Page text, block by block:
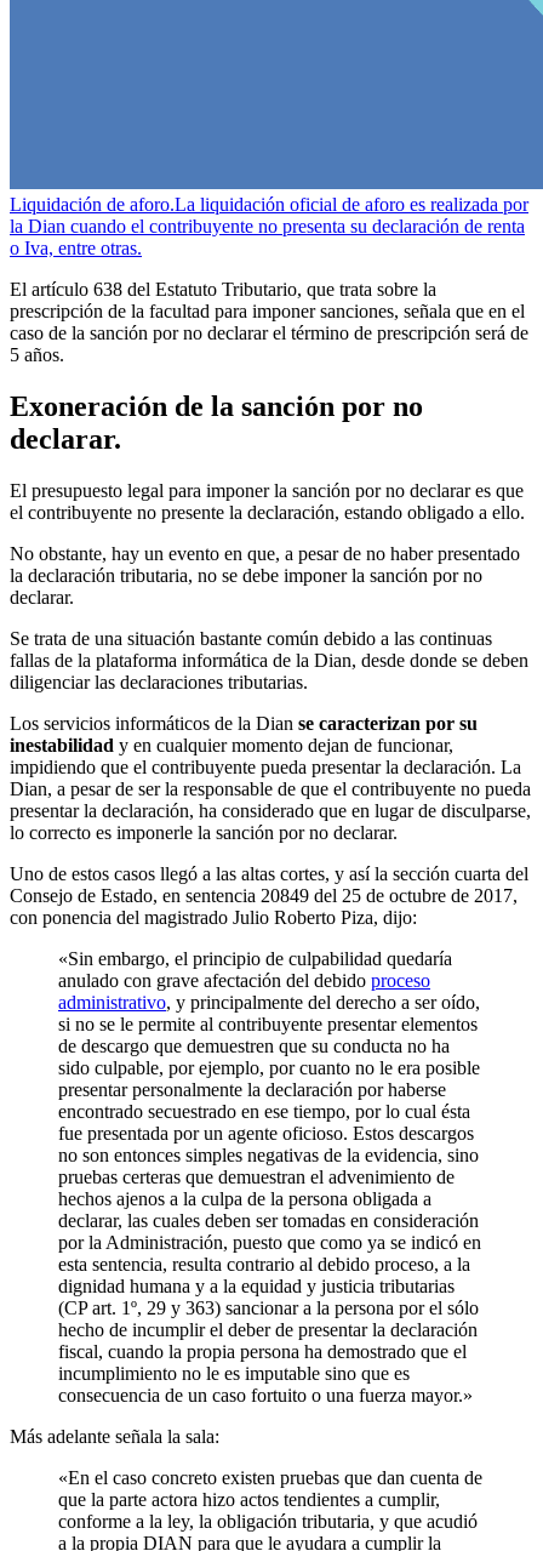
Liquidación de aforo.La liquidación oficial de aforo es realizada por
la Dian cuando el contribuyente no presenta su declaración de renta
o Iva, entre otras.
El artículo 638 del Estatuto Tributario, que trata sobre la
prescripción de la facultad para imponer sanciones, señala que en el
caso de la sanción por no declarar el término de prescripción será de
5 años.
Exoneración de la sanción por no
declarar.
El presupuesto legal para imponer la sanción por no declarar es que
el contribuyente no presente la declaración, estando obligado a ello.
No obstante, hay un evento en que, a pesar de no haber presentado
la declaración tributaria, no se debe imponer la sanción por no
declarar.
Se trata de una situación bastante común debido a las continuas
fallas de la plataforma informática de la Dian, desde donde se deben
diligenciar las declaraciones tributarias.
Los servicios informáticos de la Dian se caracterizan por su
inestabilidad y en cualquier momento dejan de funcionar,
impidiendo que el contribuyente pueda presentar la declaración. La
Dian, a pesar de ser la responsable de que el contribuyente no pueda
presentar la declaración, ha considerado que en lugar de disculparse,
lo correcto es imponerle la sanción por no declarar.
Uno de estos casos llegó a las altas cortes, y así la sección cuarta del
Consejo de Estado, en sentencia 20849 del 25 de octubre de 2017,
con ponencia del magistrado Julio Roberto Piza, dijo:
«Sin embargo, el principio de culpabilidad quedaría
anulado con grave afectación del debido proceso
administrativo, y principalmente del derecho a ser oído,
si no se le permite al contribuyente presentar elementos
de descargo que demuestren que su conducta no ha
sido culpable, por ejemplo, por cuanto no le era posible
presentar personalmente la declaración por haberse
encontrado secuestrado en ese tiempo, por lo cual ésta
fue presentada por un agente oficioso. Estos descargos
no son entonces simples negativas de la evidencia, sino
pruebas certeras que demuestran el advenimiento de
hechos ajenos a la culpa de la persona obligada a
declarar, las cuales deben ser tomadas en consideración
por la Administración, puesto que como ya se indicó en
esta sentencia, resulta contrario al debido proceso, a la
dignidad humana y a la equidad y justicia tributarias
(CP art. 1º, 29 y 363) sancionar a la persona por el sólo
hecho de incumplir el deber de presentar la declaración
fiscal, cuando la propia persona ha demostrado que el
incumplimiento no le es imputable sino que es
consecuencia de un caso fortuito o una fuerza mayor.»
Más adelante señala la sala:
«En el caso concreto existen pruebas que dan cuenta de
que la parte actora hizo actos tendientes a cumplir,
conforme a la ley, la obligación tributaria, y que acudió
a la propia DIAN para que le ayudara a cumplir la